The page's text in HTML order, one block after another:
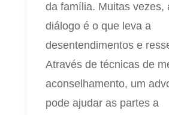
da família. Muitas vezes,
diálogo é o que leva a
desentendimentos e
Através de técnicas de
aconselhamento, um
pode ajudar as partes a